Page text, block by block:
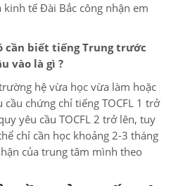
tế Đài Bắc công nhận em
cần biết tiếng Trung trước
vào là gì ?
hệ vừa học vừa làm hoặc
chứng chỉ tiếng TOCFL 1 trở
yêu cầu TOCFL 2 trở lên, tuy
chỉ cần học khoảng 2-3 tháng
của trung tâm mình theo